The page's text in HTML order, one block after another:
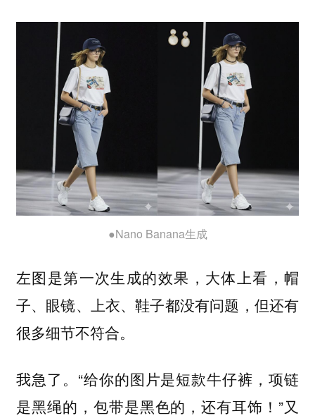
●Nano Banana生成
左图是第一次生成的效果，大体上看，帽
子、眼镜、上衣、鞋子都没有问题，但还有
很多细节不符合。
我急了。“给你的图片是短款牛仔裤，项链
是黑绳的，包带是黑色的，还有耳饰！”又